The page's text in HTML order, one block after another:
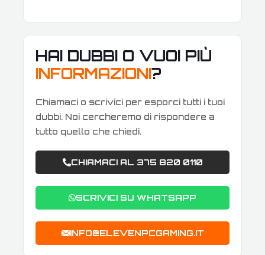
HAI DUBBI O VUOI PIÙ
INFORMAZIONI?
Chiamaci o scrivici per esporci tutti i tuoi
dubbi. Noi cercheremo di rispondere a
tutto quello che chiedi.
CHIAMACI AL 375 820 0110
SCRIVICI SU WHATSAPP
INFO@ELEVENPCGAMING.IT